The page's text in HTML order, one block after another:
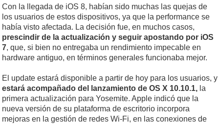
Con la llegada de iOS 8, habían sido muchas las quejas de
los usuarios de estos dispositivos, ya que la performance se
había visto afectada. La decisión fue, en muchos casos,
prescindir de la actualización y seguir apostando por iOS
7, que, si bien no entregaba un rendimiento impecable en
hardware antiguo, en términos generales funcionaba mejor.
El update estará disponible a partir de hoy para los usuarios, y
estará acompañado del lanzamiento de OS X 10.10.1, la
primera actualización para Yosemite. Apple indicó que la
nueva versión de su plataforma de escritorio incorpora
mejoras en la gestión de redes Wi-Fi, en las conexiones de